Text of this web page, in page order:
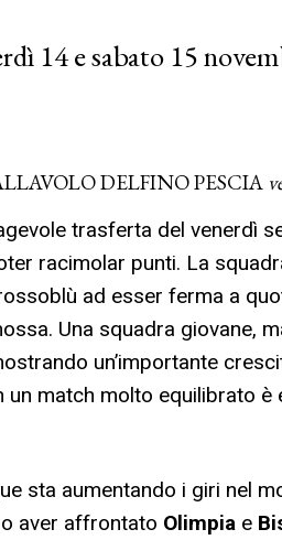
14 e sabato 15
DELFINO PESCIA
trasferta del venerdì
racimolar punti. La
ad esser ferma a
Una squadra giovane,
un’importante
un match molto equilibrato è
sta aumentando i giri nel
aver affrontato Olimpia e